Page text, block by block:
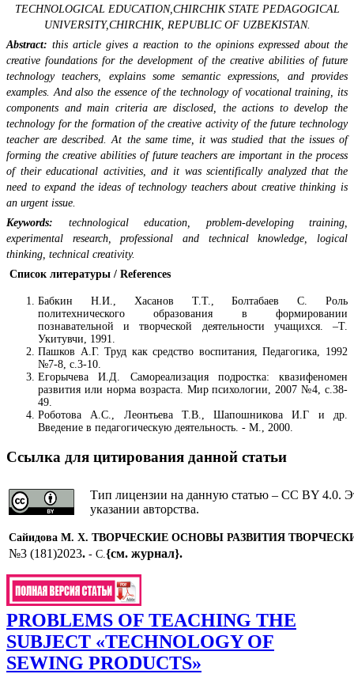
TECHNOLOGICAL EDUCATION,CHIRCHIK STATE PEDAGOGICAL
UNIVERSITY,CHIRCHIK, REPUBLIC OF UZBEKISTAN.
Abstract: this article gives a reaction to the opinions expressed about the
creative foundations for the development of the creative abilities of future
technology teachers, explains some semantic expressions, and provides
examples. And also the essence of the technology of vocational training, its
components and main criteria are disclosed, the actions to develop the
technology for the formation of the creative activity of the future technology
teacher are described. At the same time, it was studied that the issues of
forming the creative abilities of future teachers are important in the process
of their educational activities, and it was scientifically analyzed that the
need to expand the ideas of technology teachers about creative thinking is
an urgent issue.
Keywords: technological education, problem-developing training,
experimental research, professional and technical knowledge, logical
thinking, technical creativity.
Список литературы / References
Бабкин Н.И., Хасанов Т.Т., Болтабаев С. Роль
политехнического образования в формировании
познавательной и творческой деятельности учащихся. –Т.
Укитувчи, 1991.
Пашков А.Г. Труд как средство воспитания, Педагогика, 1992
№7-8, с.3-10.
Егорычева И.Д. Самореализация подростка: квазифеномен
развития или норма возраста. Мир психологии, 2007 №4, с.38-
49.
Роботова А.С., Леонтьева Т.В., Шапошникова И.Г и др.
Введение в педагогическую деятельность. - М., 2000.
Ссылка для цитирования данной статьи
Тип лицензии на данную статью – CC BY 4.0.
указании авторства.
Сайидова М. Х. ТВОРЧЕСКИЕ ОСНОВЫ РАЗВИТИЯ
№3 (181)2023. - С.{см. журнал}.
PROBLEMS OF TEACHING THE
SUBJECT «TECHNOLOGY OF
SEWING PRODUCTS»